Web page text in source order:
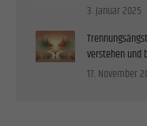
3. Januar 2025
verstehen und
17. November